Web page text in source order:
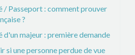
/ Passeport : comment prouver
?
majeur : première demande
si une personne perdue de vue